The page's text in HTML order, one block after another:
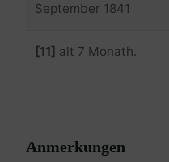
September 1841
[11] alt 7 Monath.
Anmerkungen